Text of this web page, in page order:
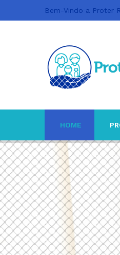
Bem-Vindo a Proter
HOME